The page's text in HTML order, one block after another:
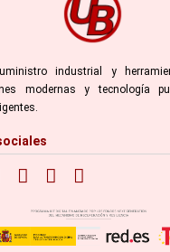
industrial y
modernas y tecnología